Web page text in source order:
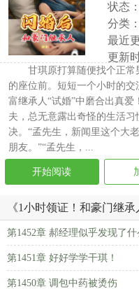
状态
分类
最近
更新
甘琪原打算随便找个正
的座位前。短短一个小时的
富继承人“试婚”中磨合出真
夫，总无意露出奇怪的生活
决。“孟先生，新闻里这个大
朋友。”“孟先生，...
开始阅读
《1小时领证！和豪门继
第1452章 郝经理似乎发现了什
第1451章 好好学学干琪！
第1450章 调包中药被烫伤